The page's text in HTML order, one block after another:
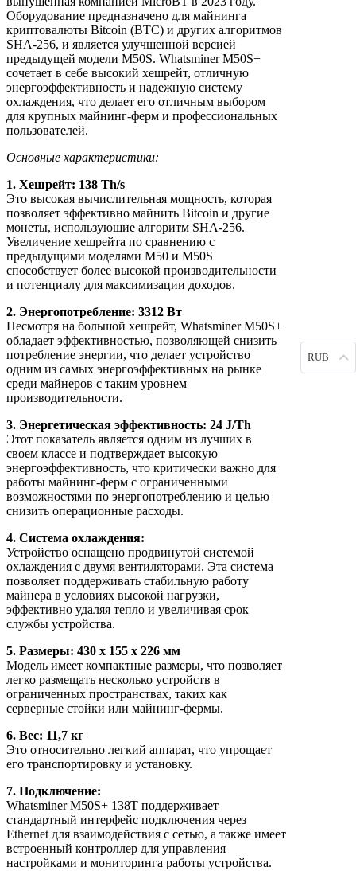
Оборудование предназначено для майнинга
криптовалюты Bitcoin (BTC) и других алгоритмов
SHA-256, и является улучшенной версией
предыдущей модели M50S. Whatsminer M50S+
сочетает в себе высокий хешрейт, отличную
энергоэффективность и надежную систему
охлаждения, что делает его отличным выбором
для крупных майнинг-ферм и профессиональных
пользователей.
Основные характеристики:
1. Хешрейт: 138 Th/s
Это высокая вычислительная мощность, которая
позволяет эффективно майнить Bitcoin и другие
монеты, использующие алгоритм SHA-256.
Увеличение хешрейта по сравнению с
предыдущими моделями M50 и M50S
способствует более высокой производительности
и потенциалу для максимизации доходов.
2. Энергопотребление: 3312 Вт
Несмотря на большой хешрейт, Whatsminer M50S+
обладает эффективностью, позволяющей снизить
потребление энергии, что делает устройство
одним из самых энергоэффективных на рынке
среди майнеров с таким уровнем
производительности.
3. Энергетическая эффективность: 24 J/Th
Этот показатель является одним из лучших в
своем классе и подтверждает высокую
энергоэффективность, что критически важно для
работы майнинг-ферм с ограниченными
возможностями по энергопотреблению и целью
снизить операционные расходы.
4. Система охлаждения:
Устройство оснащено продвинутой системой
охлаждения с двумя вентиляторами. Эта система
позволяет поддерживать стабильную работу
майнера в условиях высокой нагрузки,
эффективно удаляя тепло и увеличивая срок
службы устройства.
5. Размеры: 430 x 155 x 226 мм
Модель имеет компактные размеры, что позволяет
легко размещать несколько устройств в
ограниченных пространствах, таких как
серверные стойки или майнинг-фермы.
6. Вес: 11,7 кг
Это относительно легкий аппарат, что упрощает
его транспортировку и установку.
7. Подключение:
Whatsminer M50S+ 138T поддерживает
стандартный интерфейс подключения через
Ethernet для взаимодействия с сетью, а также имеет
встроенный контроллер для управления
настройками и мониторинга работы устройства.
RUB